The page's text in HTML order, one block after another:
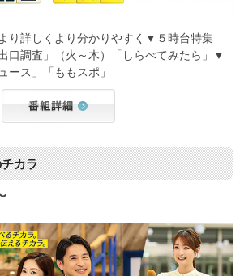
り詳しくより分かりやすく▼５時台特集
口調査」（火～木）「しらべてみたら」▼
ース」「ももスポ」
カラ